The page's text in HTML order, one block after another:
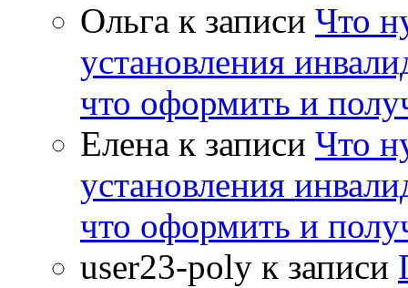
Ольга к записи Что
установления
что оформить и
Елена к записи Что
установления
что оформить и
user23-poly к записи